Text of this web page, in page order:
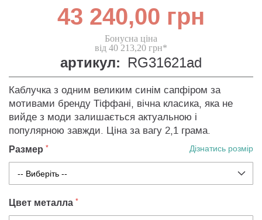
43 240,00 грн
Бонусна ціна
від 40 213,20 грн*
артикул: RG31621ad
Каблучка з одним великим синім сапфіром за
мотивами бренду Тіффані, вічна класика, яка не
вийде з моди залишається актуальною і
популярною завжди. Ціна за вагу 2,1 грама.
Размер Дізнатись розмір
Цвет металла